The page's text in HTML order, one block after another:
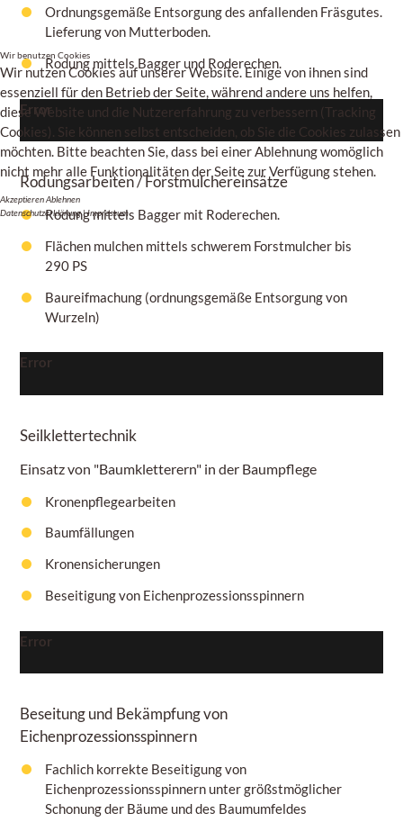
Ordnungsgemäße Entsorgung des anfallenden Fräsgutes.
Lieferung von Mutterboden.
Rodung mittels Bagger und Roderechen.
Error
Rodungsarbeiten / Forstmulchereinsätze
Rodung mittels Bagger mit Roderechen.
Flächen mulchen mittels schwerem Forstmulcher bis
290 PS
Baureifmachung (ordnungsgemäße Entsorgung von
Wurzeln)
Error
Seilklettertechnik
Einsatz von "Baumkletterern" in der Baumpflege
Kronenpflegearbeiten
Baumfällungen
Kronensicherungen
Beseitigung von Eichenprozessionsspinnern
Error
Beseitung und Bekämpfung von
Eichenprozessionsspinnern
Fachlich korrekte Beseitigung von
Eichenprozessionsspinnern unter größstmöglicher
Schonung der Bäume und des Baumumfeldes
Wir benutzen Cookies
Wir nutzen Cookies auf unserer Website. Einige von ihnen sind
essenziell für den Betrieb der Seite, während andere uns helfen,
diese Website und die Nutzererfahrung zu verbessern (Tracking
Cookies). Sie können selbst entscheiden, ob Sie die Cookies zulassen
möchten. Bitte beachten Sie, dass bei einer Ablehnung womöglich
nicht mehr alle Funktionalitäten der Seite zur Verfügung stehen.
AkzeptierenAblehnen
Datenschutzerklärung|Impressum